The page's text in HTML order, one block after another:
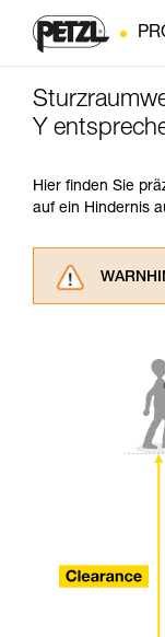
Y
Hier finden Sie
auf ein Hindernis
ziehen.
der
Die
einem
Sie ihn
Wir